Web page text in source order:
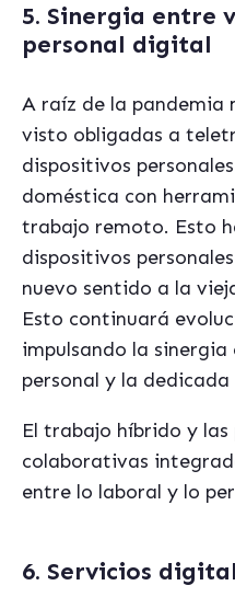
5. Sinergia entre
personal digital
A raíz de la pandemia
visto obligadas a
dispositivos
doméstica con
trabajo remoto. Esto
dispositivos
nuevo sentido a la
Esto continuará
impulsando la
personal y la
El trabajo híbrido y
colaborativas
entre lo laboral y lo
6. Servicios